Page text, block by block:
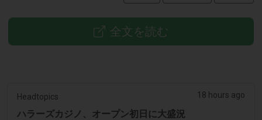
全文を読む
Headtopics 18 hours ago
ハラーズカジノ、オープン初日に大盛況